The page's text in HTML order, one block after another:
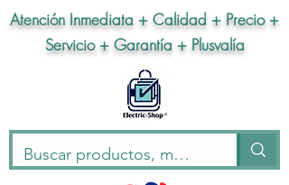
Atención Inmediata + Calidad + Precio +
Servicio + Garantía + Plusvalía